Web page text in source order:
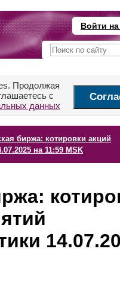
Войти
Продолжая
с
данных
биржа: котировки акций
на 11:59 MSK